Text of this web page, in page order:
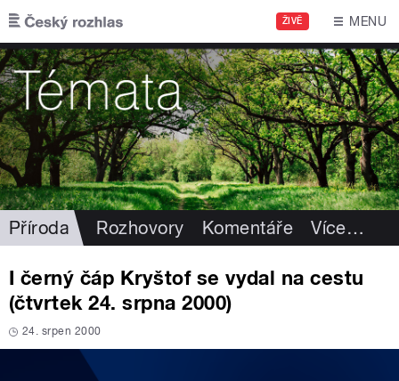
Přejít k hlavnímu obsahu
ŽIVĚ MENU
Příroda Rozhovory Komentáře Více…
I černý čáp Kryštof se vydal na cestu
(čtvrtek 24. srpna 2000)
24. srpen 2000